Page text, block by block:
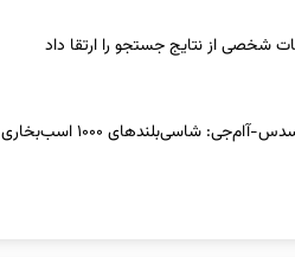
شخصی از نتایج جستجو را ارتقا داد
جت‌های الکتریکی مرسدس-آام‌جی: شاسی‌بلندهای ۱۰۰۰ اسب‌بخاری